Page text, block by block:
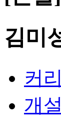
김미
커
개